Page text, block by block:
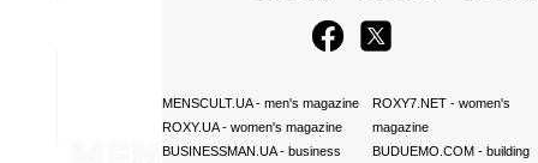
MENSCULT.UA- men's magazine
ROXY.UA- women's magazine
BUSINESSMAN.UA- business
ROXY7.NET- women's
magazine
BUDUEMO.COM- building